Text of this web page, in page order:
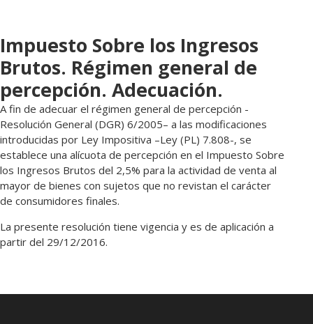
Impuesto Sobre los Ingresos
Brutos. Régimen general de
percepción. Adecuación.
A fin de adecuar el régimen general de percepción -
Resolución General (DGR) 6/2005– a las modificaciones
introducidas por Ley Impositiva –Ley (PL) 7.808-, se
establece una alícuota de percepción en el Impuesto Sobre
los Ingresos Brutos del 2,5% para la actividad de venta al
mayor de bienes con sujetos que no revistan el carácter
de consumidores finales.
La presente resolución tiene vigencia y es de aplicación a
partir del 29/12/2016.